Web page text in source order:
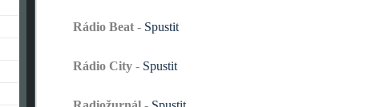
Rádio Beat - Spustit
Rádio City - Spustit